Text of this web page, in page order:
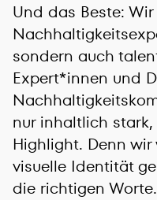
Und das Beste:
sondern auch
Expert*innen und
nur inhaltlich
Highlight. Denn
visuelle Identität
die richtigen Worte.